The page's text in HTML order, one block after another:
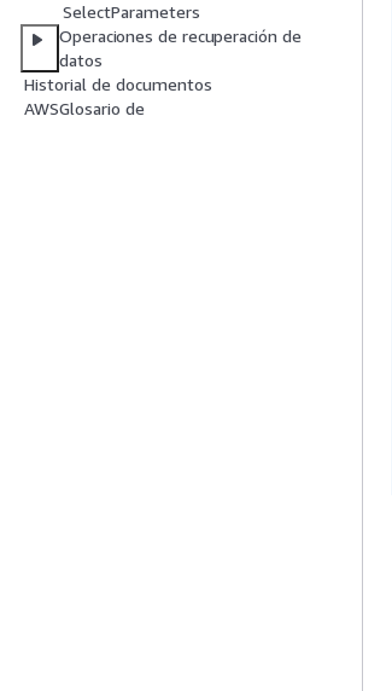
SelectParameters
Operaciones de recuperación de
datos
Historial de documentos
AWSGlosario de